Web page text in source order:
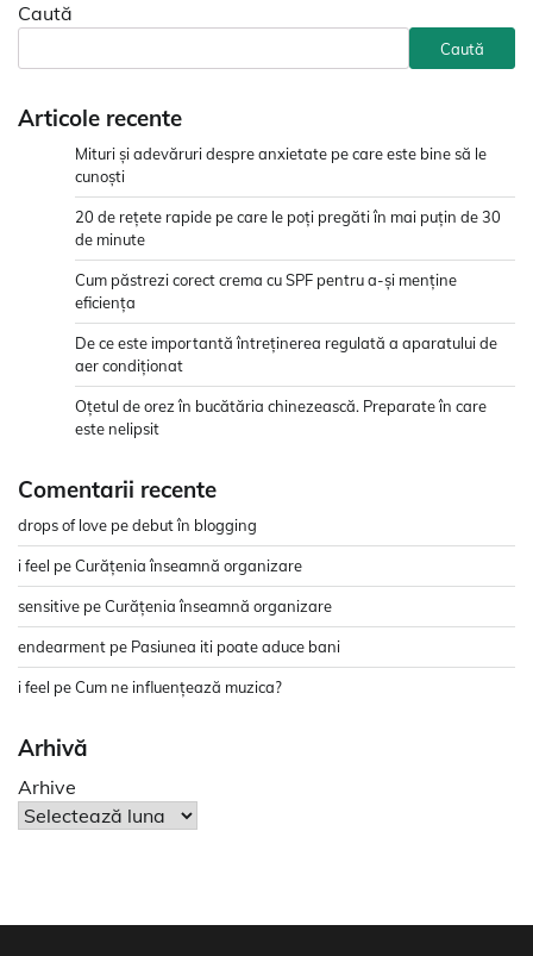
Caută
Caută
Articole recente
Mituri și adevăruri despre anxietate pe care este bine să le
cunoști
20 de rețete rapide pe care le poți pregăti în mai puțin de 30
de minute
Cum păstrezi corect crema cu SPF pentru a-și menține
eficiența
De ce este importantă întreținerea regulată a aparatului de
aer condiționat
Oțetul de orez în bucătăria chinezească. Preparate în care
este nelipsit
Comentarii recente
drops of love pedebut în blogging
i feel peCurățenia înseamnă organizare
sensitive peCurățenia înseamnă organizare
endearment pe Pasiunea iti poate aduce bani
i feel peCum ne influențează muzica?
Arhivă
Arhive